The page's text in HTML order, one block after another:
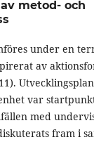
metod- och
under en
av
var
med
fram i